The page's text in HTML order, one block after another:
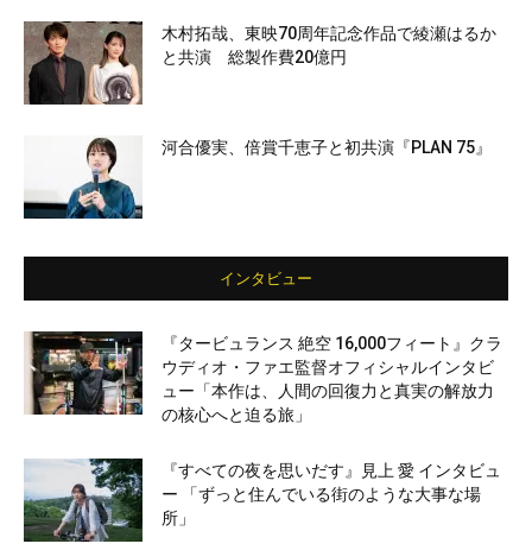
木村拓哉、東映70周年記念作品で綾瀬はるか
と共演 総製作費20億円
河合優実、倍賞千恵子と初共演『PLAN 75』
インタビュー
『タービュランス 絶空 16,000フィート』クラ
ウディオ・ファエ監督オフィシャルインタビ
ュー「本作は、人間の回復力と真実の解放力
の核心へと迫る旅」
『すべての夜を思いだす』見上 愛 インタビュ
ー 「ずっと住んでいる街のような大事な場
所」